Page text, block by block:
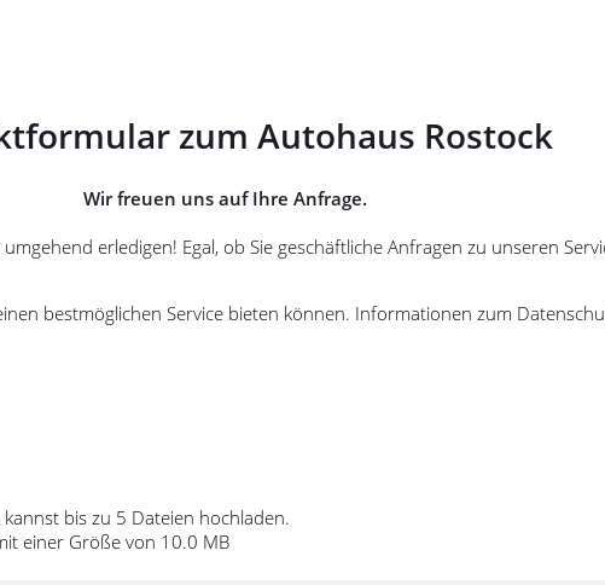
zum Autohaus Rostock
Wir freuen uns auf Ihre Anfrage.
erledigen! Egal, ob Sie geschäftliche Anfragen zu unseren
bestmöglichen Service bieten können. Informationen zum
kannst bis zu 5 Dateien hochladen.
einer Größe von 10.0 MB